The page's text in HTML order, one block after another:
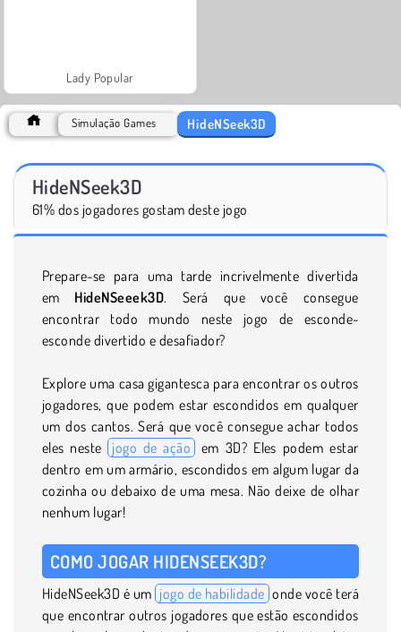
Lady Popular
Simulação Games HideNSeek3D
HideNSeek3D
61% dos jogadores gostam deste jogo
Prepare-se para uma tarde incrivelmente divertida
em HideNSeeek3D. Será que você consegue
encontrar todo mundo neste jogo de esconde-
esconde divertido e desafiador?
Explore uma casa gigantesca para encontrar os outros
jogadores, que podem estar escondidos em qualquer
um dos cantos. Será que você consegue achar todos
eles neste jogo de ação
em 3D? Eles podem estar
dentro em um armário, escondidos em algum lugar da
cozinha ou debaixo de uma mesa. Não deixe de olhar
nenhum lugar!
COMO JOGAR HIDENSEEK3D?
HideNSeek3D é um jogo de habilidade onde você terá
que encontrar outros jogadores que estão escondidos